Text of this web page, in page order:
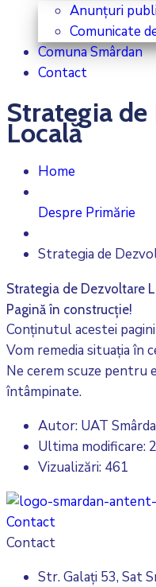
Anunțuri
Comunicate
Comuna Smârdan
Contact
Strategia
Locală
Home
Despre Primărie
Strategia de
Strategia de Dezvoltare
Pagină în construcție!
Conținutul acestei
Vom remedia situația în
Ne cerem scuze pentru
întâmpinate.
Autor: UAT
Ultima modificare:
Vizualizări: 461
Contact
Contact
Str. Galați 53, Sat